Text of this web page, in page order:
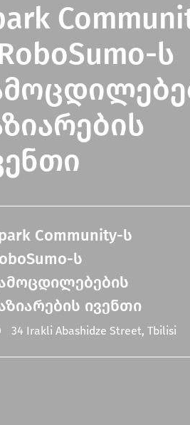
ს
Community-ს
ს
ივენთი
34 Irakli Abashidze Street, Tbilisi